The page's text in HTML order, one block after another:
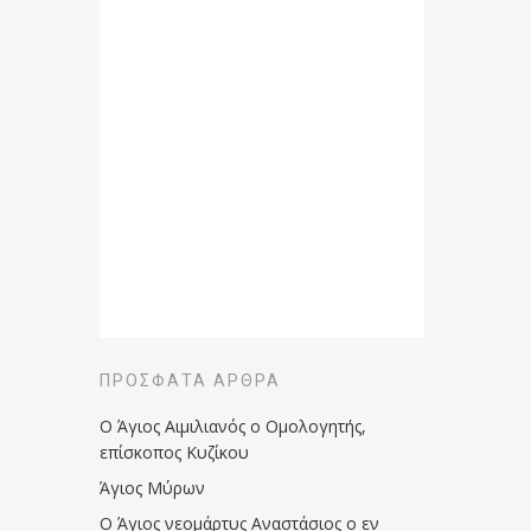
ΠΡΌΣΦΑΤΑ ΆΡΘΡΑ
Ο Άγιος Αιμιλιανός ο Ομολογητής,
επίσκοπος Κυζίκου
Άγιος Μύρων
Ο Άγιος νεομάρτυς Αναστάσιος ο εν